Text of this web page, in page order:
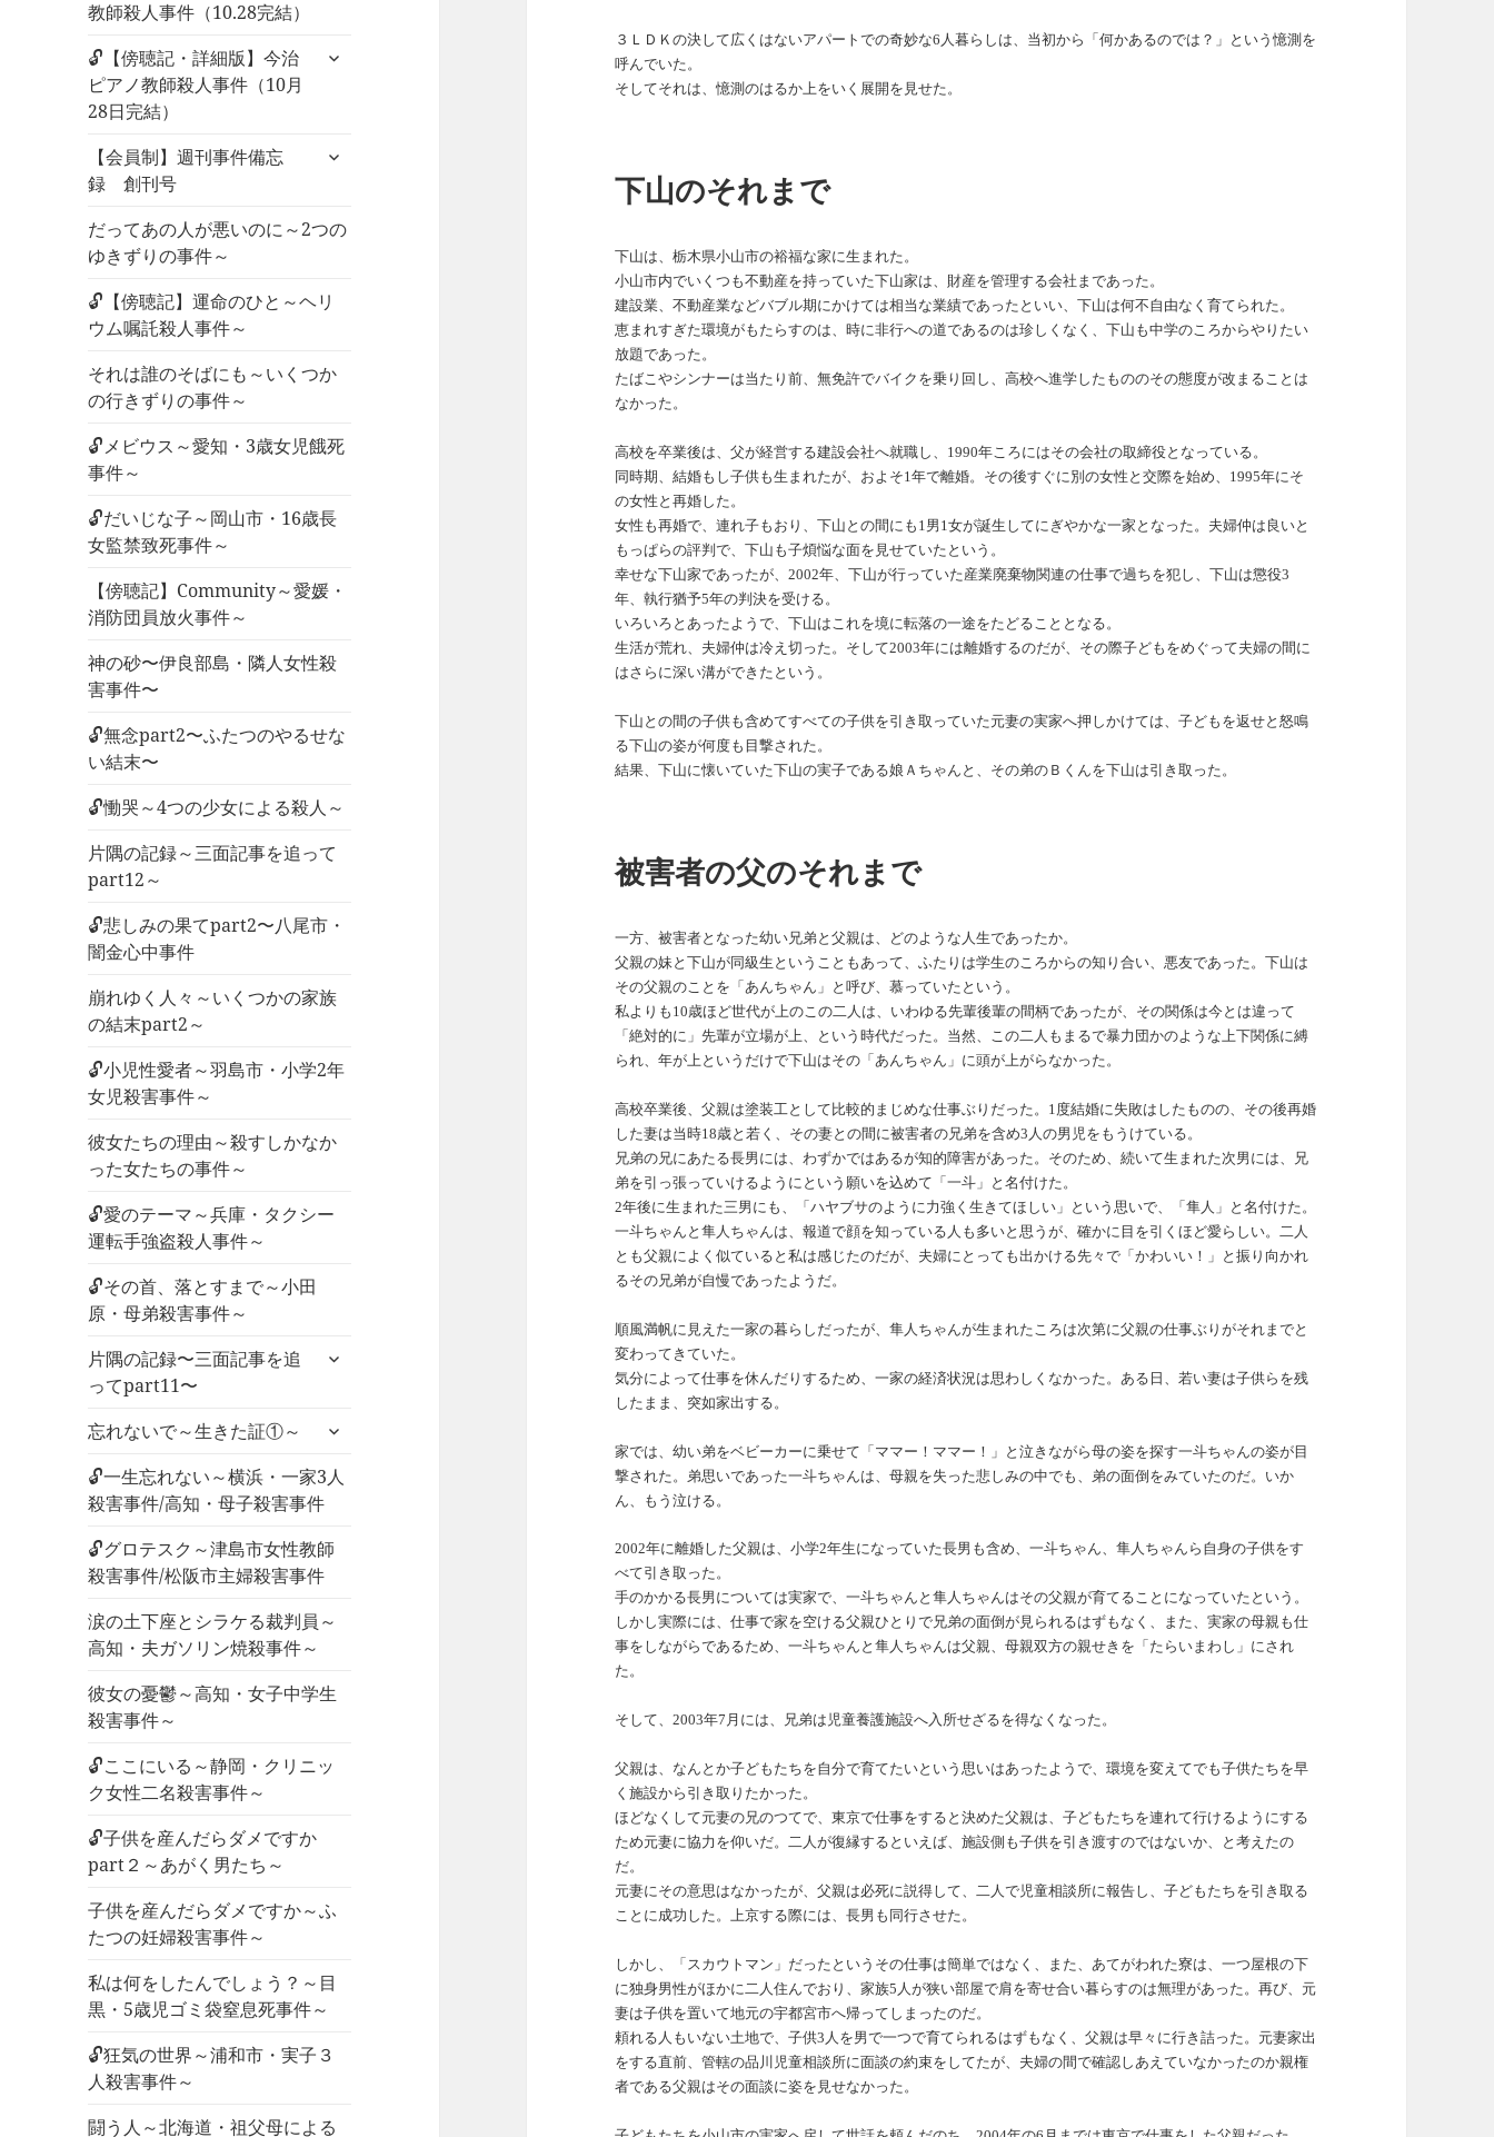
教師殺人事件（10.28完結）
🔓【傍聴記・詳細版】今治
ピアノ教師殺人事件（10月
28日完結）
サ
ュ
展
【会員制】週刊事件備忘
録 創刊号
サ
ニ
を
だってあの人が悪いのに～2つの
ゆきずりの事件～
🔓【傍聴記】運命のひと～ヘリ
ウム嘱託殺人事件～
それは誰のそばにも～いくつか
の行きずりの事件～
🔓メビウス～愛知・3歳女児餓死
事件～
🔓だいじな子～岡山市・16歳長
女監禁致死事件～
【傍聴記】Community～愛媛・
消防団員放火事件～
神の砂〜伊良部島・隣人女性殺
害事件〜
🔓無念part2〜ふたつのやるせな
い結末〜
🔓慟哭～4つの少女による殺人～
片隅の記録～三面記事を追って
part12～
🔓悲しみの果てpart2〜八尾市・
闇金心中事件
崩れゆく人々～いくつかの家族
の結末part2～
🔓小児性愛者～羽島市・小学2年
女児殺害事件～
彼女たちの理由～殺すしかなか
った女たちの事件～
🔓愛のテーマ～兵庫・タクシー
運転手強盗殺人事件～
🔓その首、落とすまで～小田
原・母弟殺害事件～
片隅の記録〜三面記事を追
ってpart11〜
サ
ニ
ー
を
開
忘れないで～生きた証①～
サ
メ
ニ
ー
を
開
🔓一生忘れない～横浜・一家3人
殺害事件/高知・母子殺害事件
🔓グロテスク～津島市女性教師
殺害事件/松阪市主婦殺害事件
涙の土下座とシラケる裁判員～
高知・夫ガソリン焼殺事件～
彼女の憂鬱～高知・女子中学生
殺害事件～
🔓ここにいる～静岡・クリニッ
ク女性二名殺害事件～
🔓子供を産んだらダメですか
part２～あがく男たち～
子供を産んだらダメですか～ふ
たつの妊婦殺害事件～
私は何をしたんでしょう？～目
黒・5歳児ゴミ袋窒息死事件～
🔓狂気の世界～浦和市・実子３
人殺害事件～
闘う人～北海道・祖父母による
３ＬＤＫの決して広くはないアパートでの奇妙な6人暮らしは、当初から「何かあるのでは？」という憶測を
呼んでいた。
そしてそれは、憶測のはるか上をいく展開を見せた。
下山のそれまで
下山は、栃木県小山市の裕福な家に生まれた。
小山市内でいくつも不動産を持っていた下山家は、財産を管理する会社まであった。
建設業、不動産業などバブル期にかけては相当な業績であったといい、下山は何不自由なく育てられた。
恵まれすぎた環境がもたらすのは、時に非行への道であるのは珍しくなく、下山も中学のころからやりたい
放題であった。
たばこやシンナーは当たり前、無免許でバイクを乗り回し、高校へ進学したもののその態度が改まることは
なかった。
高校を卒業後は、父が経営する建設会社へ就職し、1990年ころにはその会社の取締役となっている。
同時期、結婚もし子供も生まれたが、およそ1年で離婚。その後すぐに別の女性と交際を始め、1995年にそ
の女性と再婚した。
女性も再婚で、連れ子もおり、下山との間にも1男1女が誕生してにぎやかな一家となった。 夫婦仲は良いと
もっぱらの評判で、下山も子煩悩な面を見せていたという。
幸せな下山家であったが、2002年、下山が行っていた産業廃棄物関連の仕事で過ちを犯し、下山は懲役3
年、執行猶予5年の判決を受ける。
いろいろとあったようで、下山はこれを境に転落の一途をたどることとなる。
生活が荒れ、夫婦仲は冷え切った。そして2003年には離婚するのだが、その際子どもをめぐって夫婦の間に
はさらに深い溝ができたという。
下山との間の子供も含めてすべての子供を引き取っていた元妻の実家へ押しかけては、子どもを返せと怒鳴
る下山の姿が何度も目撃された。
結果、下山に懐いていた下山の実子である娘Ａちゃんと、その弟のＢくんを下山は引き取った。
被害者の父のそれまで
一方、被害者となった幼い兄弟と父親は、どのような人生であったか。
父親の妹と下山が同級生ということもあって、ふたりは学生のころからの知り合い、悪友であった。下山は
その父親のことを「あんちゃん」と呼び、慕っていたという。
私よりも10歳ほど世代が上のこの二人は、いわゆる先輩後輩の間柄であったが、その関係は今とは違って
「絶対的に」先輩が立場が上、という時代だった。 当然、この二人もまるで暴力団かのような上下関係に縛
られ、年が上というだけで下山はその「あんちゃん」に頭が上がらなかった。
高校卒業後、父親は塗装工として比較的まじめな仕事ぶりだった。1度結婚に失敗はしたものの、その後再婚
した妻は当時18歳と若く、その妻との間に被害者の兄弟を含め3人の男児をもうけている。
兄弟の兄にあたる長男には、わずかではあるが知的障害があった。そのため、続いて生まれた次男には、兄
弟を引っ張っていけるようにという願いを込めて「一斗」と名付けた。
2年後に生まれた三男にも、「ハヤブサのように力強く生きてほしい」という思いで、「隼人」と名付けた。
一斗ちゃんと隼人ちゃんは、報道で顔を知っている人も多いと思うが、確かに目を引くほど愛らしい。
二人
とも父親によく似ていると私は感じたのだが、夫婦にとっても出かける先々で「かわいい！」と振り向かれ
るその兄弟が自慢であったようだ。
順風満帆に見えた一家の暮らしだったが、隼人ちゃんが生まれたころは次第に父親の仕事ぶりがそれまでと
変わってきていた。
気分によって仕事を休んだりするため、一家の経済状況は思わしくなかった。ある日、若い妻は子供らを残
したまま、突如家出する。
家では、幼い弟をベビーカーに乗せて「ママー！ママー！」と泣きながら母の姿を探す一斗ちゃんの姿が目
撃された。
弟思いであった一斗ちゃんは、母親を失った悲しみの中でも、弟の面倒をみていたのだ。いか
ん、もう泣ける。
2002年に離婚した父親は、小学2年生になっていた長男も含め、一斗ちゃん、隼人ちゃんら自身の子供をす
べて引き取った。
手のかかる長男については実家で、一斗ちゃんと隼人ちゃんはその父親が育てることになっていたという。
しかし実際には、仕事で家を空ける父親ひとりで兄弟の面倒が見られるはずもなく、また、実家の母親も仕
事をしながらであるため、一斗ちゃんと隼人ちゃんは父親、母親双方の親せきを「たらいまわし」にされ
た。
そして、2003年7月には、兄弟は児童養護施設へ入所せざるを得なくなった。
父親は、なんとか子どもたちを自分で育てたいという思いはあったようで、環境を変えてでも子供たちを早
く施設から引き取りたかった。
ほどなくして元妻の兄のつてで、東京で仕事をすると決めた父親は、子どもたちを連れて行けるようにする
ため元妻に協力を仰いだ。二人が復縁するといえば、施設側も子供を引き渡すのではないか、と考えたの
だ。
元妻にその意思はなかったが、父親は必死に説得して、二人で児童相談所に報告し、子どもたちを引き取る
ことに成功した。上京する際には、長男も同行させた。
しかし、「スカウトマン」だったというその仕事は簡単ではなく、また、あてがわれた寮は、一つ屋根の下
に独身男性がほかに二人住んでおり、家族5人が狭い部屋で肩を寄せ合い暮らすのは無理があった。再び、元
妻は子供を置いて地元の宇都宮市へ帰ってしまったのだ。
頼れる人もいない土地で、子供3人を男で一つで育てられるはずもなく、父親は早々に行き詰った。元妻家出
をする直前、管轄の品川児童相談所に面談の約束をしてたが、夫婦の間で確認しあえていなかったのか親権
者である父親はその面談に姿を見せなかった。